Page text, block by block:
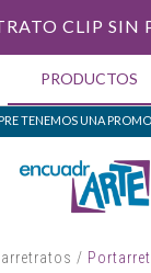
CLIP SIN
PRODUCTOS
TENEMOS UNA
/